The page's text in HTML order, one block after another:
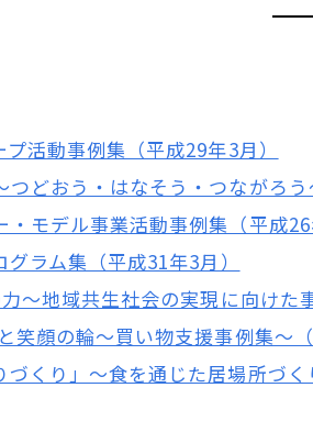
活動事例集（平成29年3月）
どおう・はなそう・つながろう
モデル事業活動事例集（平成26
ラム集（平成31年3月）
～地域共生社会の実現に向けた
顔の輪～買い物支援事例集～（
くり」～食を通じた居場所づ